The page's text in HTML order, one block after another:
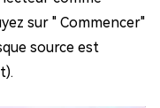
sur " Commencer"
source est